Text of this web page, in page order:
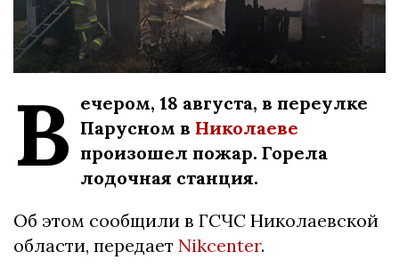
В ечером, 18 августа, в переулке
Парусном в Николаеве
произошел пожар. Горела
лодочная станция.
Об этом сообщили в ГСЧС Николаевской
области, передает Nikcenter.